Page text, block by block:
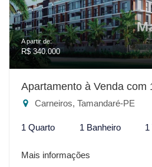
A partir de:
R$ 340.000
Apartamento à Venda com
Carneiros, Tamandaré-PE
1 Quarto 1 Banheiro 1
Mais informações